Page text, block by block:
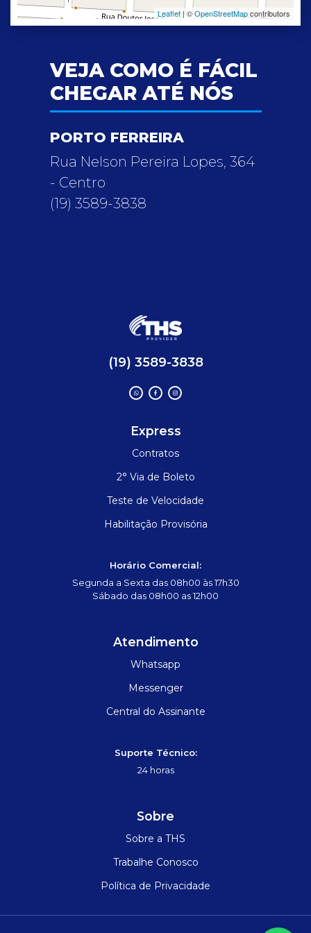
Leaflet| ©OpenStreetMapcontributors
VEJA COMO É FÁCIL
CHEGAR ATÉ NÓS
PORTO FERREIRA
Rua Nelson Pereira Lopes, 364
- Centro
(19) 3589-3838
(19) 3589-3838
Express
Contratos
2° Via de Boleto
Teste de Velocidade
Habilitação Provisória
Horário Comercial:
Segunda a Sexta das 08h00 às 17h30
Sábado das 08h00 as 12h00
Atendimento
Whatsapp
Messenger
Central do Assinante
Suporte Técnico:
24 horas
Sobre
Sobre a THS
Trabalhe Conosco
Política de Privacidade